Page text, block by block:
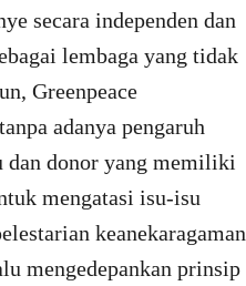
secara independen dan
lembaga yang tidak
Greenpeace
adanya pengaruh
dan donor yang memiliki
mengatasi isu-isu
keanekaragaman
mengedepankan prinsip